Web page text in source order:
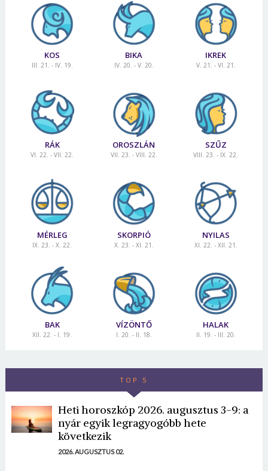
KOS
III. 21. - IV. 19.
BIKA
IV. 20. - V. 20.
IKREK
V. 21. - VI. 21.
RÁK
VI. 22. - VII. 22.
OROSZLÁN
VII. 23. - VIII. 22.
SZŰZ
VIII. 23. - IX. 22.
MÉRLEG
IX. 23. - X. 22.
SKORPIÓ
X. 23. - XI. 21.
NYILAS
XI. 22. - XII. 21.
BAK
XII. 22. - I. 19.
VÍZÖNTŐ
I. 20. - II. 18.
HALAK
II. 19. - III. 20.
TOP 5
Heti horoszkóp 2026. augusztus 3-9: a
nyár egyik legragyogóbb hete
következik
2026. AUGUSZTUS 02.